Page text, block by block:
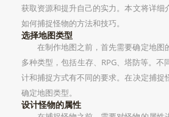
获取资源和提升自己的实力。本文将详细
如何捕捉怪物的方法和技巧。
选择地图类型
在制作地图之前，首先需要确定地图
多种类型，包括生存、RPG、塔防等。不
计和捕捉方式有不同的要求。在决定捕捉
确定地图类型。
设计怪物的属性